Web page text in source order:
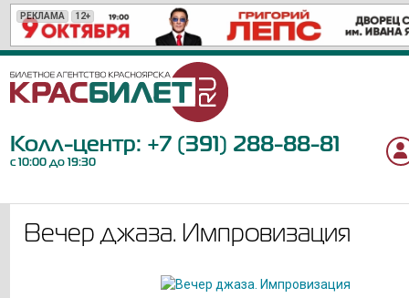
РЕКЛАМА 12+
РЕКЛАМА 12+
РЕКЛАМА 6+
РЕКЛАМА 18+
РЕКЛАМА 12+
РЕКЛАМА 6+
РЕКЛАМА 6+
РЕКЛАМА 6+
РЕКЛАМА 16+
РЕКЛАМА 0+
РЕКЛАМА 12+
РЕКЛАМА 6+
РЕКЛАМА 16+
РЕКЛАМА 18+
РЕКЛАМА 6+
РЕКЛАМА 12+
РЕКЛАМА 12+
РЕКЛАМА 12+
РЕКЛАМА 12+
РЕКЛАМА 12+
Колл-центр: +7 (391) 288-88-81
с 10:00 до 19:30
Вечер джаза. Импровизация